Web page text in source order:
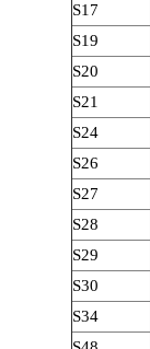
S17
S19
S20
S21
S24
S26
S27
S28
S29
S30
S34